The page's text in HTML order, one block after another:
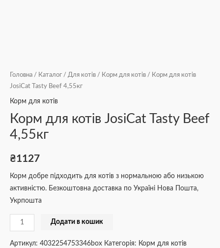
Головна / Каталог / Для котів / Корм для котів / Корм для котів
JosiCat Tasty Beef 4,55кг
Корм для котів
Корм для котів JosiCat Tasty Beef
4,55кг
₴1127
Корм добре підходить для котів з нормальною або низькою
активністю. Безкоштовна доставка по Україні Нова Пошта,
Укрпошта
Додати в кошик
Артикул: 4032254753346box Категорія: Корм для котів